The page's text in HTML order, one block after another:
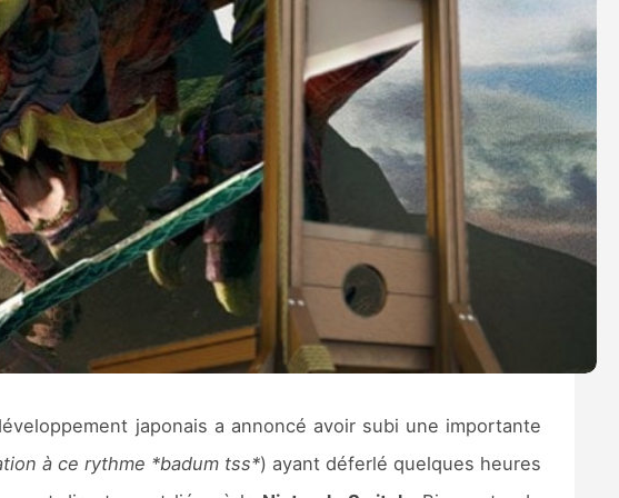
japonais a annoncé avoir subi une importante
à ce rythme *badum tss*) ayant déferlé quelques heures